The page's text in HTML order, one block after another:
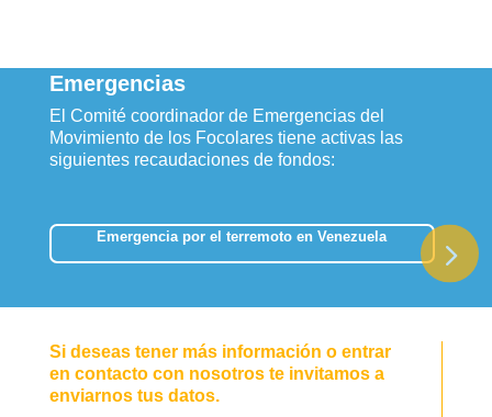
Emergencias
El Comité coordinador de Emergencias del
Movimiento de los Focolares tiene activas las
siguientes recaudaciones de fondos:
Emergencia por el terremoto en Venezuela
Si deseas tener más información o entrar
en contacto con nosotros te invitamos a
enviarnos tus datos.